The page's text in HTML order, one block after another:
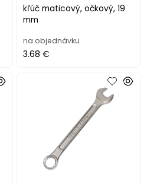
kľúč maticový, očkový, 19
mm
na objednávku
3.68 €